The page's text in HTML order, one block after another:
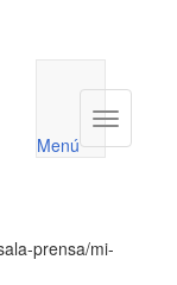
utilidades
Menú
Menú
prensa/mi-